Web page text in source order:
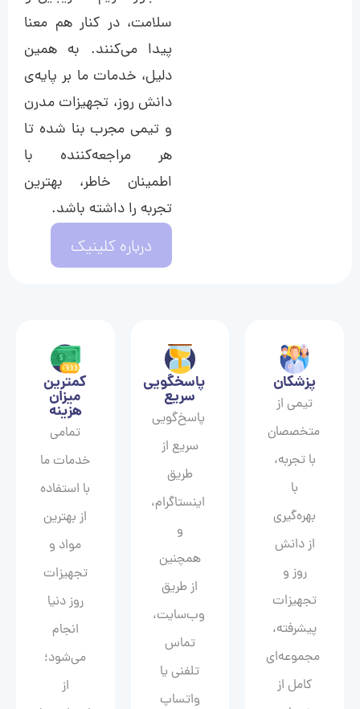
سلامت، در کنار هم معنا
پیدا می‌کنند. به همین
دلیل، خدمات ما بر پایه‌ی
دانش روز، تجهیزات مدرن
و تیمی مجرب بنا شده تا
هر مراجعه‌کننده با
اطمینان خاطر، بهترین
تجربه را داشته باشد.
درباره کلینیک
پزشکان
تیمی از
متخصصان
با تجربه،
با
بهره‌گیری
از دانش
روز و
تجهیزات
پیشرفته،
مجموعه‌ای
کامل از
پاسخگویی
سریع
پاسخ‌گویی
سریع از
طریق
اینستاگرام،
و
همچنین
از طریق
وب‌سایت،
تماس
تلفنی یا
واتساپ
کمترین
میزان
هزینه
تمامی
خدمات ما
با استفاده
از بهترین
مواد و
تجهیزات
روز دنیا
انجام
می‌شود؛
از